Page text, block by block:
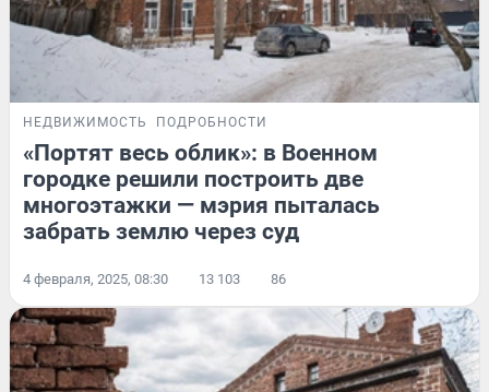
НЕДВИЖИМОСТЬ ПОДРОБНОСТИ
«Портят весь облик»: в Военном
городке решили построить две
многоэтажки — мэрия пыталась
забрать землю через суд
4 февраля, 2025, 08:30 13 103 86